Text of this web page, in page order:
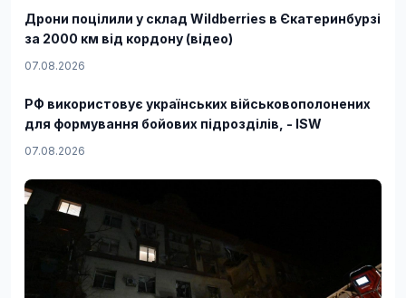
Дрони поцілили у склад Wildberries в Єкатеринбурзі
за 2000 км від кордону (відео)
07.08.2026
РФ використовує українських військовополонених
для формування бойових підрозділів, - ISW
07.08.2026